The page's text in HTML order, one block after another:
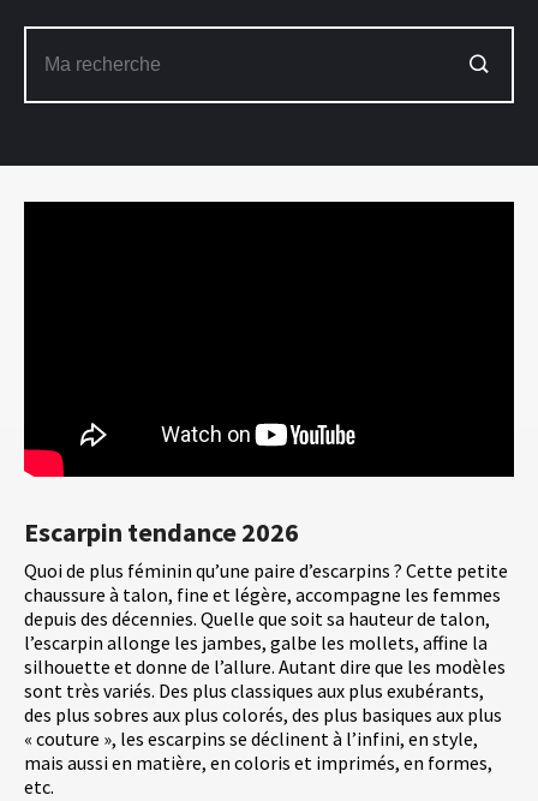
Escarpin tendance 2026
Quoi de plus féminin qu’une paire d’escarpins ? Cette petite
chaussure à talon, fine et légère, accompagne les femmes
depuis des décennies. Quelle que soit sa hauteur de talon,
l’escarpin allonge les jambes, galbe les mollets, affine la
silhouette et donne de l’allure. Autant dire que les modèles
sont très variés. Des plus classiques aux plus exubérants,
des plus sobres aux plus colorés, des plus basiques aux plus
« couture », les escarpins se déclinent à l’infini, en style,
mais aussi en matière, en coloris et imprimés, en formes,
etc.